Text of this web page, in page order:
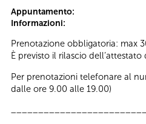
Appuntamento:
Informazioni:
Prenotazione obbligatoria: max
È previsto il rilascio
Per prenotazioni telefonare al
dalle ore 9.00 alle 19.00)